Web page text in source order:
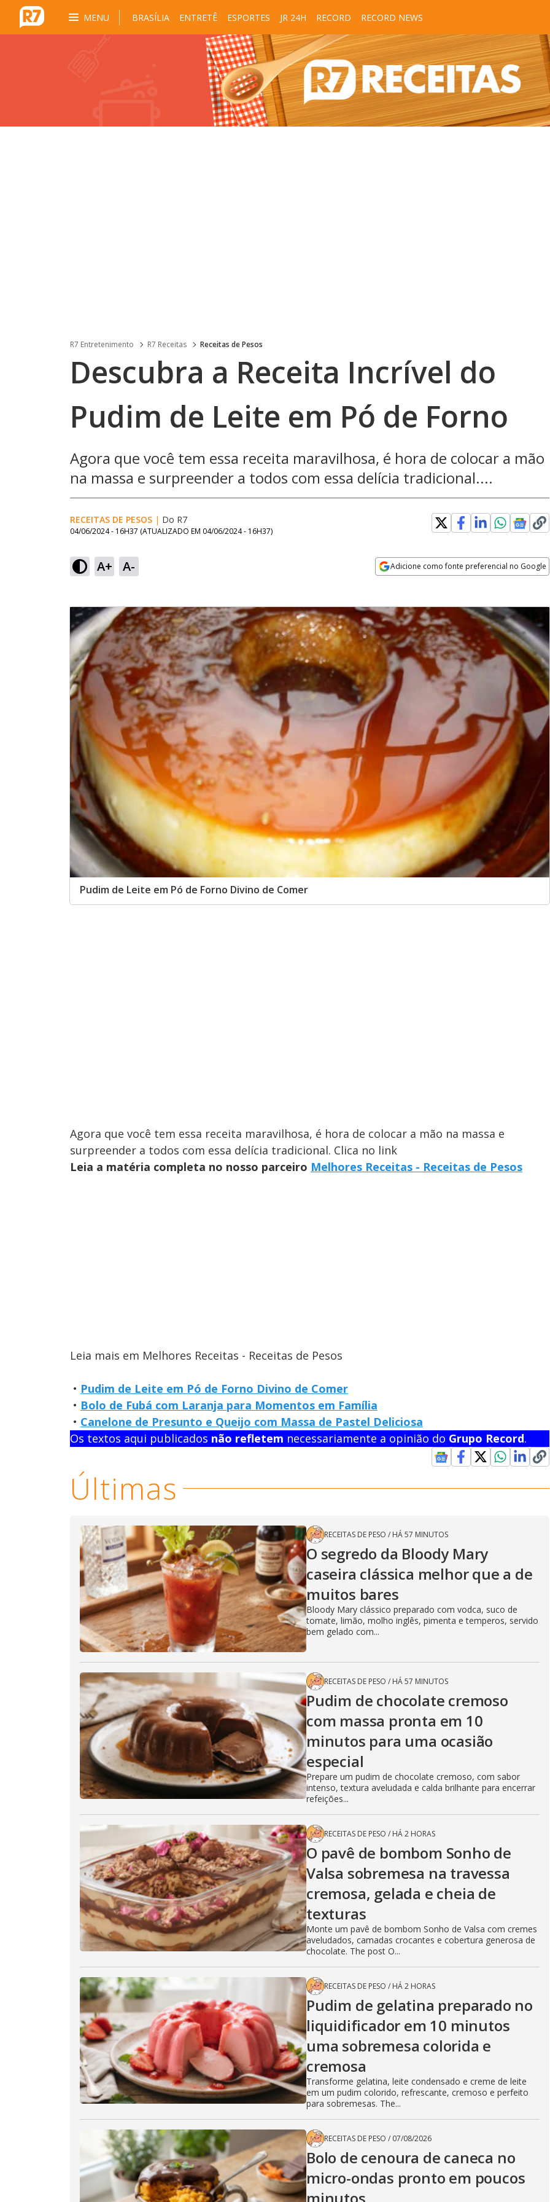
MENU BRASÍLIA ENTRETÊ ESPORTES JR 24H RECORD RECORD NEWS
R7 Entretenimento R7 Receitas Receitas de Pesos
Descubra a Receita Incrível do
Pudim de Leite em Pó de Forno
Agora que você tem essa receita maravilhosa, é hora de colocar a mão
na massa e surpreender a todos com essa delícia tradicional....
RECEITAS DE PESOS | Do R7
04/06/2024 - 16H37 (ATUALIZADO EM 04/06/2024 - 16H37)
A+ A- Adicione como fonte preferencial no Google
Pudim de Leite em Pó de Forno Divino de Comer
Agora que você tem essa receita maravilhosa, é hora de colocar a mão na massa e
surpreender a todos com essa delícia tradicional. Clica no link
Leia a matéria completa no nosso parceiro Melhores Receitas - Receitas de Pesos
Leia mais em Melhores Receitas - Receitas de Pesos
• Pudim de Leite em Pó de Forno Divino de Comer
• Bolo de Fubá com Laranja para Momentos em Família
• Canelone de Presunto e Queijo com Massa de Pastel Deliciosa
Os textos aqui publicados não refletem necessariamente a opinião do Grupo Record.
Últimas
RECEITAS DE PESO / HÁ 57 MINUTOS
O segredo da Bloody Mary
caseira clássica melhor que a de
muitos bares
Bloody Mary clássico preparado com vodca, suco de
tomate, limão, molho inglês, pimenta e temperos, servido
bem gelado com...
RECEITAS DE PESO / HÁ 57 MINUTOS
Pudim de chocolate cremoso
com massa pronta em 10
minutos para uma ocasião
especial
Prepare um pudim de chocolate cremoso, com sabor
intenso, textura aveludada e calda brilhante para encerrar
refeições...
RECEITAS DE PESO / HÁ 2 HORAS
O pavê de bombom Sonho de
Valsa sobremesa na travessa
cremosa, gelada e cheia de
texturas
Monte um pavê de bombom Sonho de Valsa com cremes
aveludados, camadas crocantes e cobertura generosa de
chocolate. The post O...
RECEITAS DE PESO / HÁ 2 HORAS
Pudim de gelatina preparado no
liquidificador em 10 minutos
uma sobremesa colorida e
cremosa
Transforme gelatina, leite condensado e creme de leite
em um pudim colorido, refrescante, cremoso e perfeito
para sobremesas. The...
RECEITAS DE PESO / 07/08/2026
Bolo de cenoura de caneca no
micro-ondas pronto em poucos
minutos